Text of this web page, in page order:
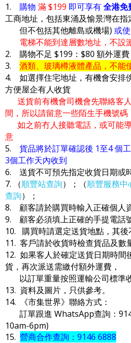
1. 購物 滿 $199 即可享有全港免
工商地址，包括東涌及愉景灣在指
但不包括其他離島或機場) 或
電梯不能到達層數地址，不設
2. 購物不足 $199：$80 額外運費
3. 酒類、玻璃樽液體產品，不能
4. 如選擇住宅地址，有機會安排
方便屋企有人收貨
送貨前有機會司機會先聯絡客
間，所以請留意一些陌生手機號碼
如之前冇人接聽電話，或可能
意
5. 貨品將於訂單確認後 1至4 個
3個工作天內收到
6. 送貨不可預先指定收貨日期或
7. （順豐站查詢）；（順豐服務中
查詢）；
8. 顧客請於購買時輸入正確個人
9. 顧客必須填上正確的手提電話
10. 購買時請選定送貨地點，其後
11. 客戶請於收貨時檢查貨品及數
12. 如果客人於確定送貨日期時間
貨，再次派送需繳付額外運費，
以訂單重量按照運輸公司標準收
13. 資料及圖片，只供參考。
14. 《市集世界》聯絡方式：
訂單跟進 WhatsApp查詢：
10am-6pm)
15. 營商合作查詢：9146 6888